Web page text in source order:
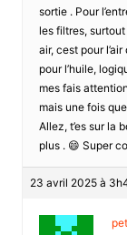
sortie . Pour
les filtres,
air, cest pour
pour l’huile,
mes fais
mais une fois
Allez, t’es sur la
plus . 😄 Super
23 avril 2025 à